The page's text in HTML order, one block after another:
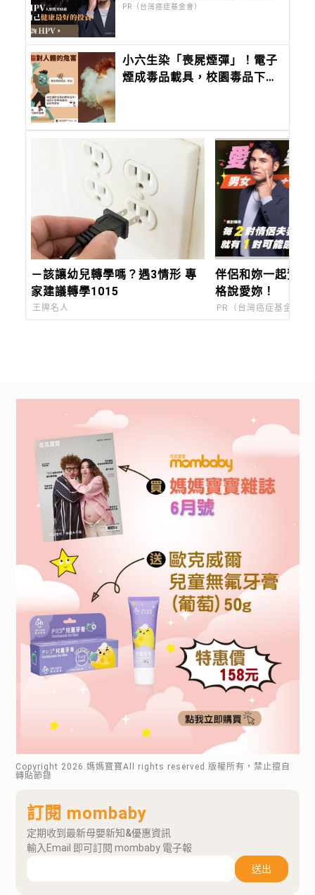
晚！
PR（台灣癌症基金會）
小六生染「喪屍煙彈」！電子
煙成毒品載具，校園毒品下
－該讓幼兒轉學嗎？遇3情形 專
家建議轉學1015
王牌名人
伴侶和妳一起預防
格說愛妳！
PR（台灣癌症基金會）
Copyright 2026 .媽媽寶寶All rights reserved.版權所有，禁止擅自
轉貼節錄
訂閱 mombaby
定期收到最新母嬰新知&優惠資訊
輸入Email 即可訂閱 mombaby 電子報
送出